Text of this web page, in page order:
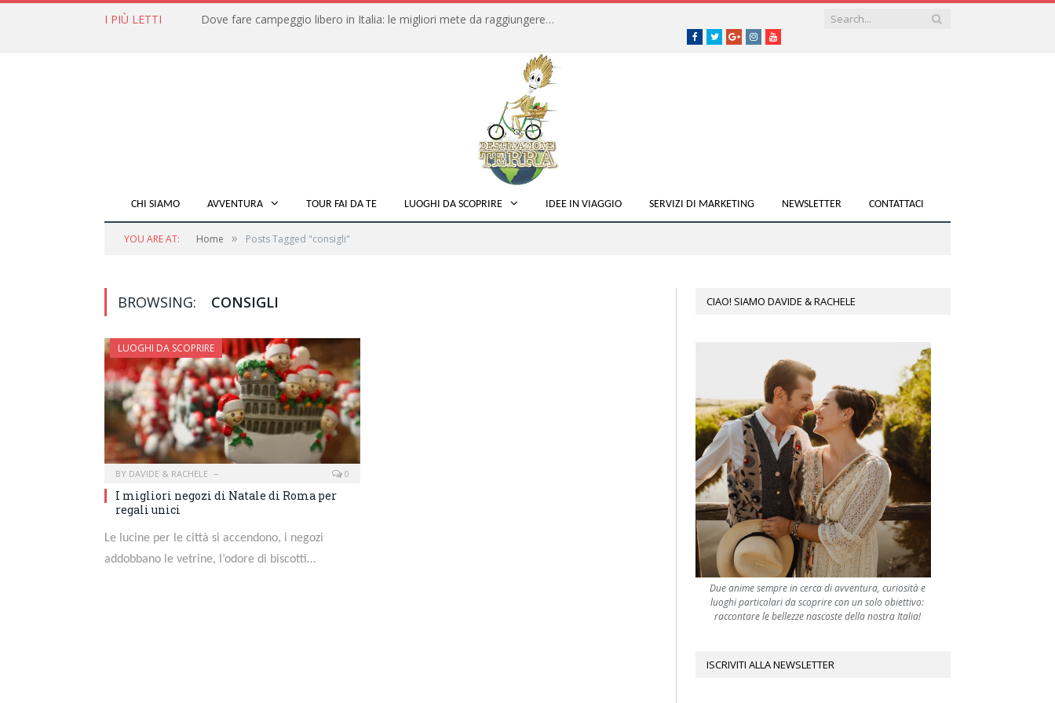
I PIÙ LETTI Dove fare campeggio libero in Italia: le migliori mete da raggiungere in traghetto
Facebook
TwitterGoogle+instagramyoutube
CHI SIAMO AVVENTURA TOUR FAI DA TE LUOGHI DA SCOPRIRE IDEE IN VIAGGIO SERVIZI DI MARKETING NEWSLETTER CONTATTACI
YOU ARE AT: Home » Posts Tagged "consigli"
BROWSING: CONSIGLI
LUOGHI DA SCOPRIRE
BY DAVIDE & RACHELE 0
I migliori negozi di Natale di Roma per
regali unici
Le lucine per le città si accendono, i negozi
addobbano le vetrine, l’odore di biscotti…
CIAO! SIAMO DAVIDE & RACHELE
Due anime sempre in cerca di avventura, curiosità e
luoghi particolari da scoprire con un solo obiettivo:
raccontare le bellezze nascoste della nostra Italia!
ISCRIVITI ALLA NEWSLETTER